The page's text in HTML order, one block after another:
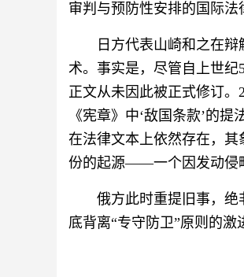
审判与预防性安排的国际法
日方代表山崎和之在
术。事实是，尽管自上世纪
正文从未因此被正式修订
《宪章》中‘敌国条款’的
在法律文本上依然存在，
份的起源——一个因发动侵
俄方此时重提旧事，绝
底背离“专守防卫”原则的激